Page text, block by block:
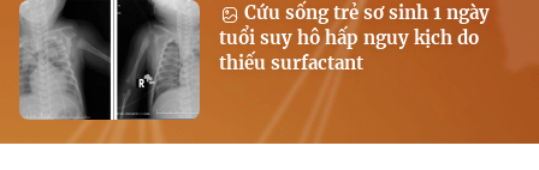
Cứu sống trẻ sơ sinh 1 ngày
tuổi suy hô hấp nguy kịch do
thiếu surfactant